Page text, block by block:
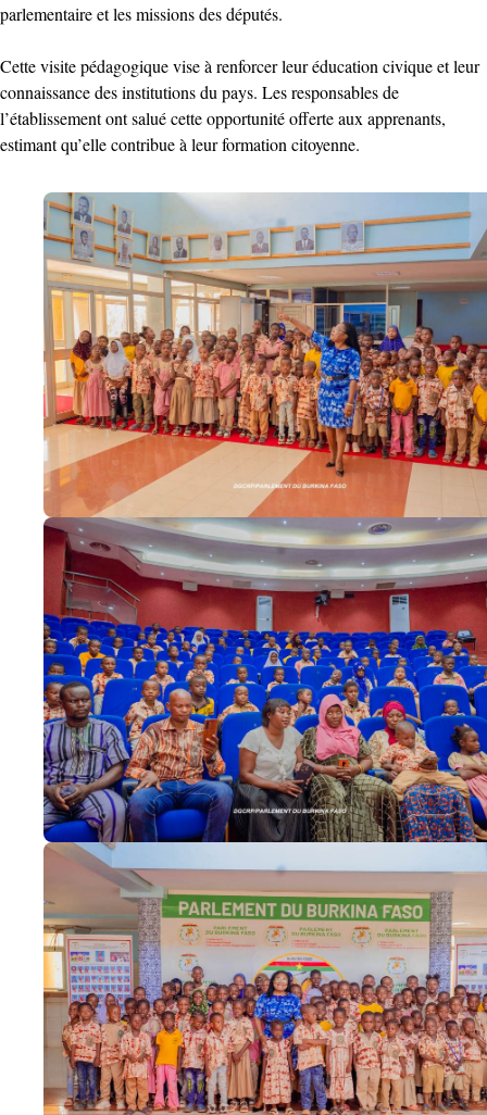
parlementaire et les missions des députés.
Cette visite pédagogique vise à renforcer leur éducation civique et leur
connaissance des institutions du pays. Les responsables de
l’établissement ont salué cette opportunité offerte aux apprenants,
estimant qu’elle contribue à leur formation citoyenne.